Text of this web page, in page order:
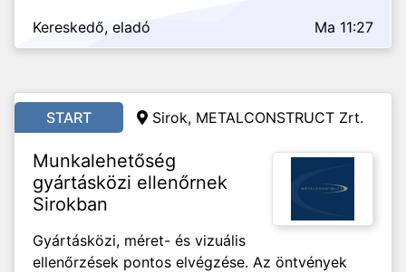
Kereskedő, eladó Ma 11:27
START Sirok, METALCONSTRUCT Zrt.
Munkalehetőség
gyártásközi ellenőrnek
Sirokban
Gyártásközi, méret- és vizuális
ellenőrzések pontos elvégzése. Az öntvények